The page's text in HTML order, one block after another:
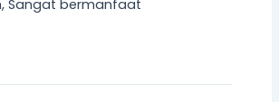
Sangat bermanfaat